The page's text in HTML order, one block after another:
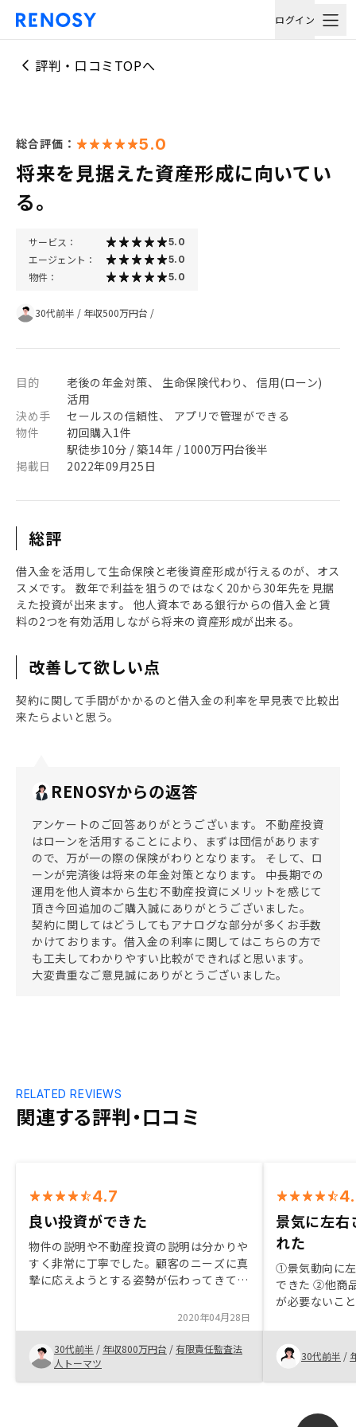
ログイン
評判・口コミTOPへ
総合評価： 5.0
将来を見据えた資産形成に向いてい
る。
サービス： 5.0
エージェント： 5.0
物件： 5.0
30代前半 / 年収500万円台 /
目的
老後の年金対策、 生命保険代わり、 信用(ローン)
活用
決め手
セールスの信頼性、 アプリで管理ができる
物件
初回購入1件
駅徒歩10分 / 築14年 / 1000万円台後半
掲載日
2022年09月25日
総評
借入金を活用して生命保険と老後資産形成が行えるのが、オス
スメです。 数年で利益を狙うのではなく20から30年先を見据
えた投資が出来ます。 他人資本である銀行からの借入金と賃
料の2つを有効活用しながら将来の資産形成が出来る。
改善して欲しい点
契約に関して手間がかかるのと借入金の利率を早見表で比較出
来たらよいと思う。
RENOSYからの返答
アンケートのご回答ありがとうございます。 不動産投資
はローンを活用することにより、まずは団信があります
ので、万が一の際の保険がわりとなります。 そして、ロ
ーンが完済後は将来の年金対策となります。 中長期での
運用を他人資本から生む不動産投資にメリットを感じて
頂き今回追加のご購入誠にありがとうございました。
契約に関してはどうしてもアナログな部分が多くお手数
かけております。借入金の利率に関してはこちらの方で
も工夫してわかりやすい比較ができればと思います。
大変貴重なご意見誠にありがとうございました。
関連する評判・口コミ
RELATED REVIEWS
4.7
良い投資ができた
物件の説明や不動産投資の説明は分かりや
すく非常に丁寧でした。顧客のニーズに真
摯に応えようとする姿勢が伝わってきて、
ついても試算があれば尚良いのではないか
と思いました。
2020年04月28日
30代前半 / 年収800万円台 / 有限責任監査法
人トーマツ
景気に左右
れた
①景気動向に
できた ②他商
が必要ないこ
30代前半 /